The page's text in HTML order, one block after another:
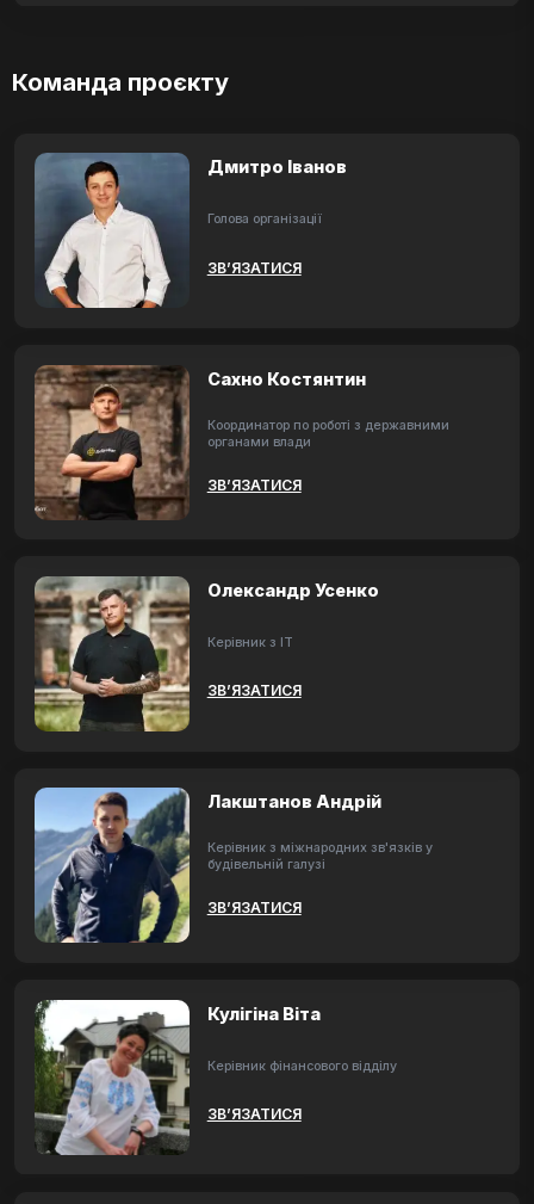
Команда проєкту
Дмитро Іванов
Голова організації
ЗВ’ЯЗАТИСЯ
Сахно Костянтин
Координатор по роботі з державними
органами влади
ЗВ’ЯЗАТИСЯ
Олександр Усенко
Керівник з ІТ
ЗВ’ЯЗАТИСЯ
Лакштанов Андрій
Керівник з міжнародних зв'язків у
будівельній галузі
ЗВ’ЯЗАТИСЯ
Кулігіна Віта
Керівник фінансового відділу
ЗВ’ЯЗАТИСЯ